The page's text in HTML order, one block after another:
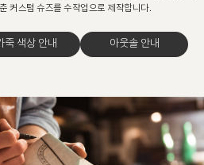
커스텀 슈즈를 수작업으로 제작합니다.
죽 색상 안내 아웃솔 안내